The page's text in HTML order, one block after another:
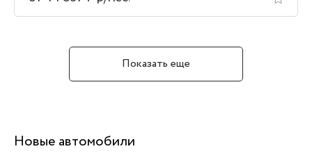
Показать еще
Новые автомобили